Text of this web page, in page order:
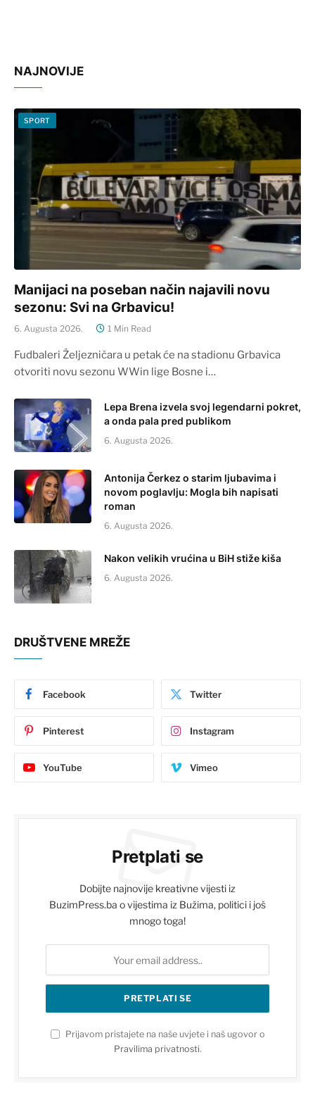
NAJNOVIJE
SPORT
Manijaci na poseban način najavili novu
sezonu: Svi na Grbavicu!
6. Augusta 2026. 1 Min Read
Fudbaleri Željezničara u petak će na stadionu Grbavica
otvoriti novu sezonu WWin lige Bosne i…
Lepa Brena izvela svoj legendarni pokret,
a onda pala pred publikom
6. Augusta 2026.
Antonija Čerkez o starim ljubavima i
novom poglavlju: Mogla bih napisati
roman
6. Augusta 2026.
Nakon velikih vrućina u BiH stiže kiša
6. Augusta 2026.
DRUŠTVENE MREŽE
Facebook Twitter
Pinterest Instagram
YouTube Vimeo
Pretplati se
Dobijte najnovije kreativne vijesti iz
BuzimPress.ba o vijestima iz Bužima, politici i još
mnogo toga!
Prijavom pristajete na naše uvjete i naš ugovor o
Pravilima privatnosti.